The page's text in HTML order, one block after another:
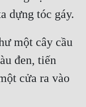
một cây cầu
đen, tiến
cửa ra vào